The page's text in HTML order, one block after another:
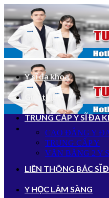
Bỏ
qua
nội
dung
Y sĩ đa khoa
Giới thiệu
TRUNG CẤP Y SĨ ĐA
CAO ĐẲNG Y
TRUNG CẤP Y
VĂN BẰNG 2 Y
LIÊN THÔNG BÁC SĨ
Y HỌC LÂM SÀNG